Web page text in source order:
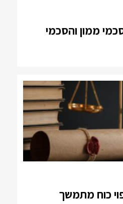
ממון והסכמי
כוח מתמשך